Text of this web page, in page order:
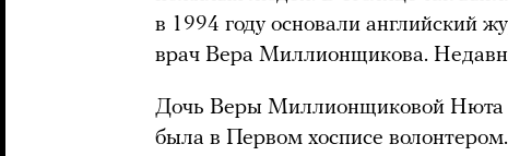
в 1994 году основали английский
врач Вера Миллионщикова.
Дочь Веры Миллионщиковой Нюта
была в Первом хосписе